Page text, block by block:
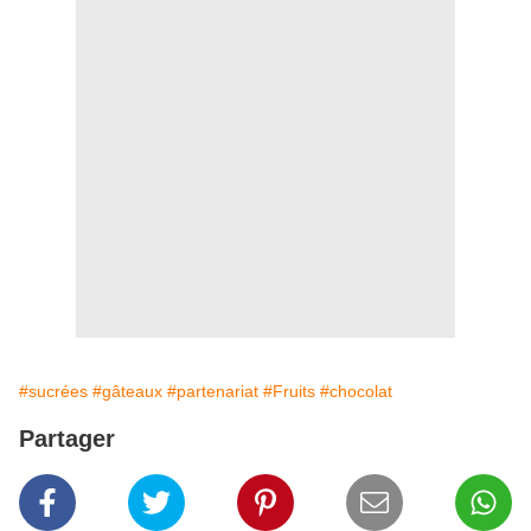
#sucrées #gâteaux #partenariat #Fruits #chocolat
Partager